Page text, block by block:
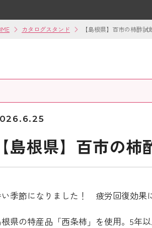
カタログスタンド 【島根県】百市の柿酢試
【島根県】百市の
季節になりました！ 疲労回復効果
根県の特産品「西条柿」を使用。5年